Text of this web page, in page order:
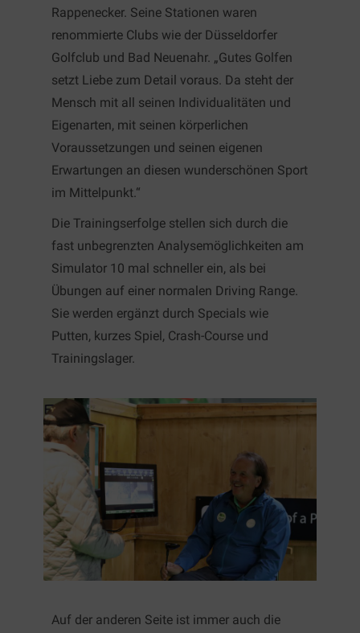
Rappenecker. Seine Stationen waren
renommierte Clubs wie der Düsseldorfer
Golfclub und Bad Neuenahr. „Gutes Golfen
setzt Liebe zum Detail voraus. Da steht der
Mensch mit all seinen Individualitäten und
Eigenarten, mit seinen körperlichen
Voraussetzungen und seinen eigenen
Erwartungen an diesen wunderschönen Sport
im Mittelpunkt.“
Die Trainingserfolge stellen sich durch die
fast unbegrenzten Analysemöglichkeiten am
Simulator 10 mal schneller ein, als bei
Übungen auf einer normalen Driving Range.
Sie werden ergänzt durch Specials wie
Putten, kurzes Spiel, Crash-Course und
Trainingslager.
Auf der anderen Seite ist immer auch die